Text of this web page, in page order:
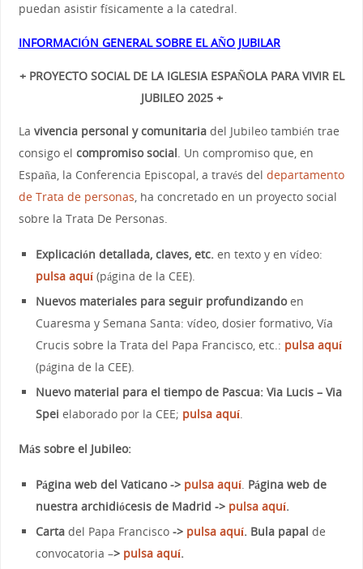
puedan asistir físicamente a la catedral.
INFORMACIÓN GENERAL SOBRE EL AÑO JUBILAR
+ PROYECTO SOCIAL DE LA IGLESIA ESPAÑOLA PARA VIVIR EL
JUBILEO 2025 +
La vivencia personal y comunitaria del Jubileo también trae
consigo el compromiso social. Un compromiso que, en
España, la Conferencia Episcopal, a través del departamento
de Trata de personas, ha concretado en un proyecto social
sobre la Trata De Personas.
Explicación detallada, claves, etc. en texto y en vídeo:
pulsa aquí (página de la CEE).
Nuevos materiales para seguir profundizandoen
Cuaresma y Semana Santa: vídeo, dosier formativo, Vía
Crucis sobre la Trata del Papa Francisco, etc.: pulsa aquí
(página de la CEE).
Nuevo material para el tiempo de Pascua: Via Lucis – Via
Spei elaborado por la CEE; pulsa aquí.
Más sobre el Jubileo:
Página web del Vaticano -> pulsa aquí Página web de
nuestra archidiócesis de Madrid -> pulsa aquí.
Carta del Papa Francisco-> pulsa aquí. Bula papalde
convocatoria –> pulsa aquí.